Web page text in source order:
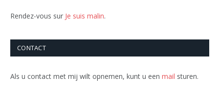
Rendez-vous sur Je suis malin.
CONTACT
Als u contact met mij wilt opnemen, kunt u een mail sturen.